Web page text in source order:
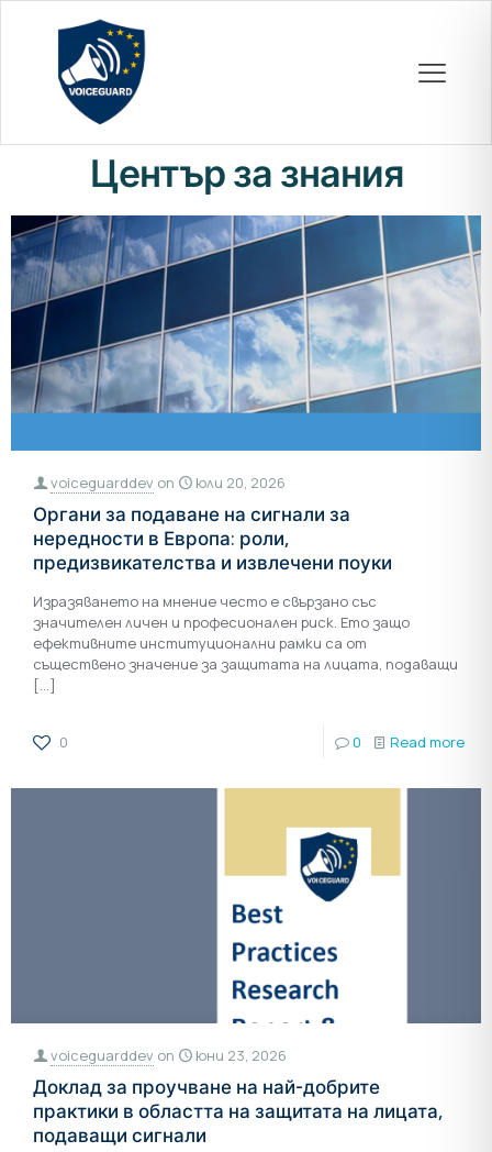
Център за знания
voiceguarddev on юли 20, 2026
Органи за подаване на сигнали за
нередности в Европа: роли,
предизвикателства и извлечени поуки
Изразяването на мнение често е свързано със
значителен личен и професионален риск. Ето защо
ефективните институционални рамки са от
съществено значение за защитата на лицата, подаващи
[…]
0 0 Read more
voiceguarddev on юни 23, 2026
Доклад за проучване на най-добрите
практики в областта на защитата на лицата,
подаващи сигнали